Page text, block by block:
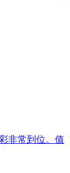
非常到位。值